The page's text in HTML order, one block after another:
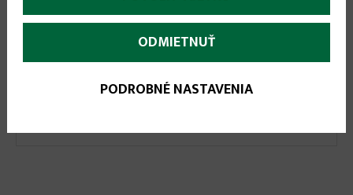
jednoduchý spôsob kyprenia pôdy, maximálna
stabilita vďaka obzvlášť veľkej hrúbke materiálu.
Odporúčaná násada: ZM170.
ODMIETNUŤ
PODROBNÉ NASTAVENIA